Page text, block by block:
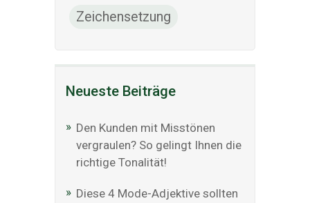
Zeichensetzung
Neueste Beiträge
Den Kunden mit Misstönen
vergraulen? So gelingt Ihnen die
richtige Tonalität!
Diese 4 Mode-Adjektive sollten